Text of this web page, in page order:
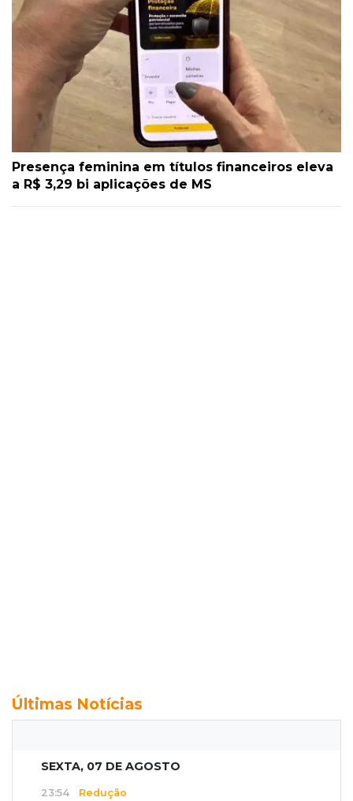
Presença feminina em títulos financeiros eleva
a R$ 3,29 bi aplicações de MS
Últimas Notícias
SEXTA, 07 DE AGOSTO
23:54 Redução